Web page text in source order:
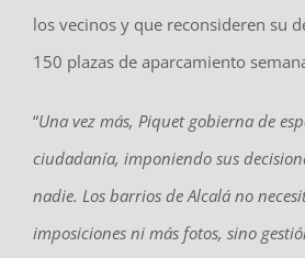
los vecinos y que reconsideren su
150 plazas de aparcamiento
“Una vez más, Piquet gobierna de
ciudadanía, imponiendo sus
nadie. Los barrios de Alcalá no
imposiciones ni más fotos, sino